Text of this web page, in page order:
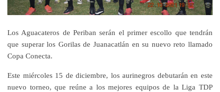
Los Aguacateros de Periban serán el primer escollo que tendrán
que superar los Gorilas de Juanacatlán en su nuevo reto llamado
Copa Conecta.
Este miércoles 15 de diciembre, los aurinegros debutarán en este
nuevo torneo, que reúne a los mejores equipos de la Liga TDP